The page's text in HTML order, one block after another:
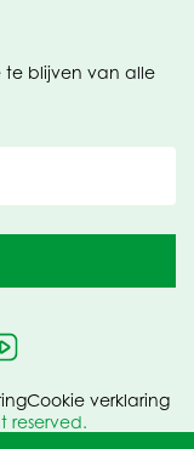
te blijven van alle
reserved.
Cookie verklaring